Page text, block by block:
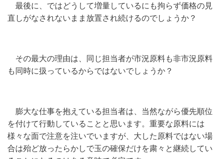
最後に、ではどうして増量しているにも拘らず価格の見
直しがなされないまま放置され続けるのでしょうか？
その最大の理由は、同じ担当者が市況原料も非市況原料
も同時に扱っているからではないでしょうか？
膨大な仕事を抱えている担当者は、当然ながら優先順位
を付けて行動していることと思います。重要な原料には
様々な面で注意を注いでいますが、大した原料ではない場
合は殆ど放ったらかしで玉の確保だけを粛々と継続してい